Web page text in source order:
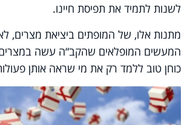
לשנות לתמיד את תפיסת חיינו.
מתנות אלו, של המופתים ביציאת מצרים,
המעשים המופלאים שהקב“ה עשה
כוחן טוב ללמד רק את מי שראה אותן